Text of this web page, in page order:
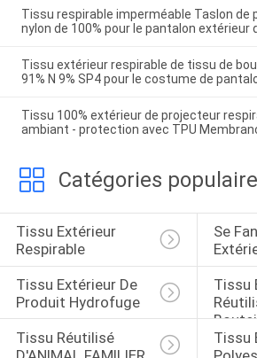
Tissu respirable imperméable Taslon de
nylon de 100% pour le pantalon extérieur
Tissu extérieur respirable de tissu de
91% N 9% SP4 pour le costume de
Tissu 100% extérieur de projecteur
ambiant - protection avec TPU
Catégories
Tissu Extérieur
Respirable
Se
Tissu Extérieur De
Produit Hydrofuge
Tissu
Tissu Réutilisé
Tissu